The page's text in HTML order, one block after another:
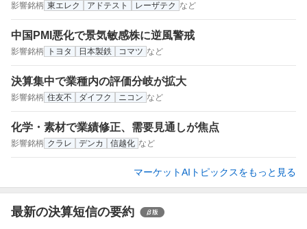
影響銘柄 東エレク アドテスト レーザテク など
中国PMI悪化で景気敏感株に逆風警戒
影響銘柄 トヨタ 日本製鉄 コマツ など
決算集中で業種内の評価分岐が拡大
影響銘柄 住友不 ダイフク ニコン など
化学・素材で業績修正、需要見通しが焦点
影響銘柄 クラレ デンカ 信越化 など
マーケットAIトピックスをもっと見る
最新の決算短信の要約